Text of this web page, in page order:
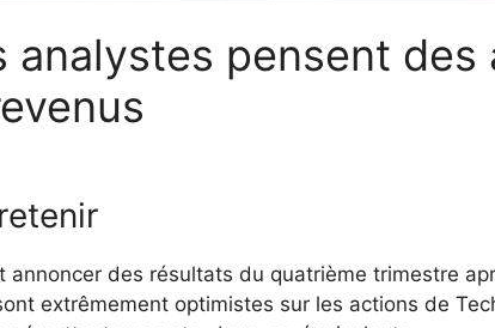
analystes pensent des
annoncer des résultats du quatrième trimestre
extrêmement optimistes sur les actions de